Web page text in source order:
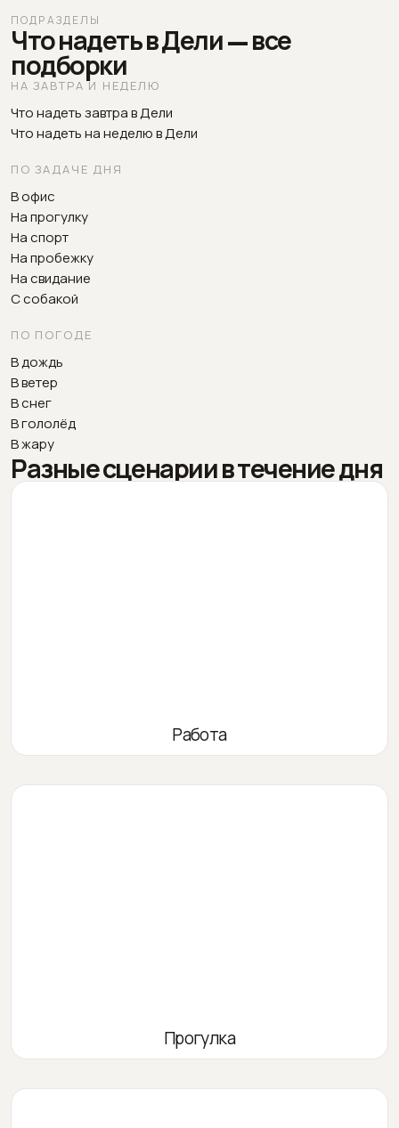
ПОДРАЗДЕЛЫ
Что надеть в Дели — все
подборки
НА ЗАВТРА И НЕДЕЛЮ
Что надеть завтра в Дели
Что надеть на неделю в Дели
ПО ЗАДАЧЕ ДНЯ
В офис
На прогулку
На спорт
На пробежку
На свидание
С собакой
ПО ПОГОДЕ
В дождь
В ветер
В снег
В гололёд
В жару
Разные сценарии в течение дня
Работа
Прогулка